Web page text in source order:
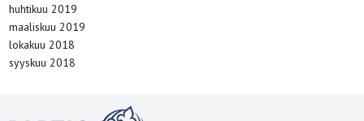
huhtikuu 2019
maaliskuu 2019
lokakuu 2018
syyskuu 2018